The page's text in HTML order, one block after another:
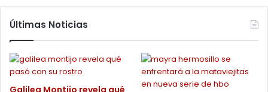
Últimas Noticias
Galilea Montijo revela qué